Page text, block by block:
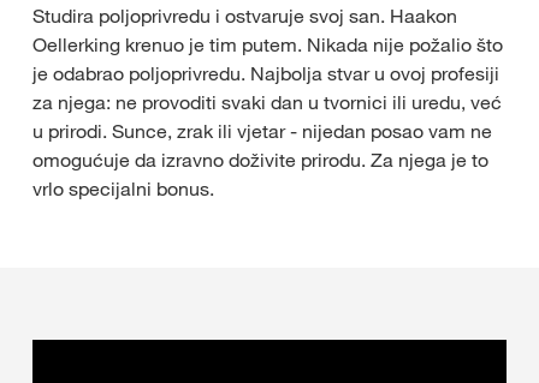
Studira poljoprivredu i ostvaruje svoj san. Haakon
Oellerking krenuo je tim putem. Nikada nije požalio što
je odabrao poljoprivredu. Najbolja stvar u ovoj profesiji
za njega: ne provoditi svaki dan u tvornici ili uredu, već
u prirodi. Sunce, zrak ili vjetar - nijedan posao vam ne
omogućuje da izravno doživite prirodu. Za njega je to
vrlo specijalni bonus.